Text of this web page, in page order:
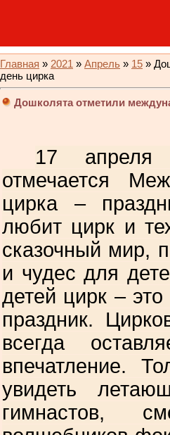
Главная » 2021 » Апрель » 15 »
день цирка
Дошколята отметили
17
отмечается
цирка –
любит цирк и
сказочный мир,
и чудес для
детей цирк –
праздник.
всегда
впечатление.
увидеть
гимнастов,